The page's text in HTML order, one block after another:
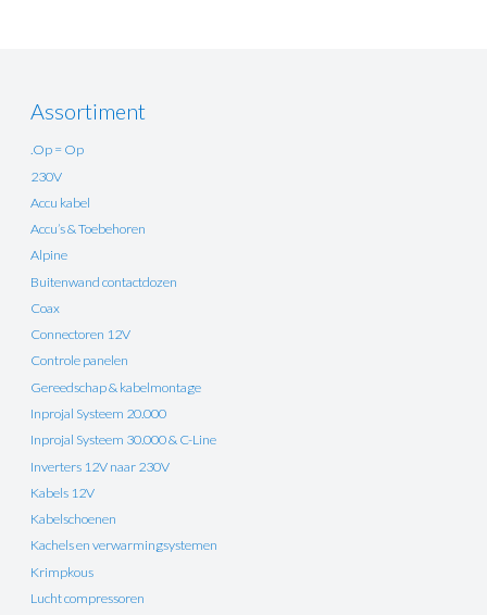
Assortiment
.Op = Op
230V
Accu kabel
Accu’s & Toebehoren
Alpine
Buitenwand contactdozen
Coax
Connectoren 12V
Controle panelen
Gereedschap & kabelmontage
Inprojal Systeem 20.000
Inprojal Systeem 30.000 & C-Line
Inverters 12V naar 230V
Kabels 12V
Kabelschoenen
Kachels en verwarmingsystemen
Krimpkous
Lucht compressoren